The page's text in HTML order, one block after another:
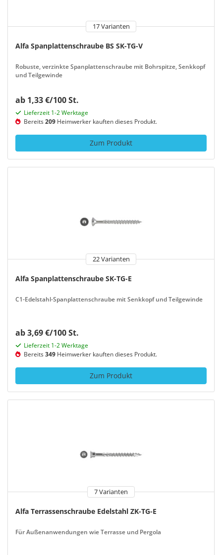
17 Varianten
Alfa Spanplattenschraube BS SK-TG-V
Robuste, verzinkte Spanplattenschraube mit Bohrspitze, Senkkopf
und Teilgewinde
ab 1,33 €/100 St.
Lieferzeit 1-2 Werktage
Bereits209 Heimwerker kauften dieses Produkt.
Zum Produkt
22 Varianten
Alfa Spanplattenschraube SK-TG-E
C1-Edelstahl-Spanplattenschraube mit Senkkopf und Teilgewinde
ab 3,69 €/100 St.
Lieferzeit 1-2 Werktage
Bereits349 Heimwerker kauften dieses Produkt.
Zum Produkt
7 Varianten
Alfa Terrassenschraube Edelstahl ZK-TG-E
Für Außenanwendungen wie Terrasse und Pergola